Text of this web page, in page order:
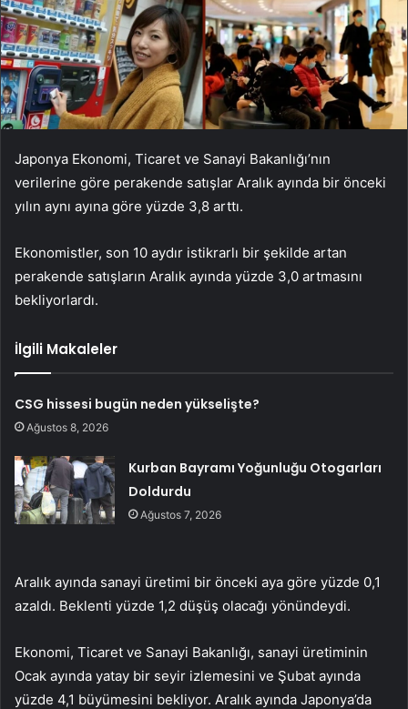
Japonya Ekonomi, Ticaret ve Sanayi Bakanlığı’nın
verilerine göre perakende satışlar Aralık ayında bir önceki
yılın aynı ayına göre yüzde 3,8 arttı.
Ekonomistler, son 10 aydır istikrarlı bir şekilde artan
perakende satışların Aralık ayında yüzde 3,0 artmasını
bekliyorlardı.
İlgili Makaleler
CSG hissesi bugün neden yükselişte?
Ağustos 8, 2026
Kurban Bayramı Yoğunluğu Otogarları
Doldurdu
Ağustos 7, 2026
Aralık ayında sanayi üretimi bir önceki aya göre yüzde 0,1
azaldı. Beklenti yüzde 1,2 düşüş olacağı yönündeydi.
Ekonomi, Ticaret ve Sanayi Bakanlığı, sanayi üretiminin
Ocak ayında yatay bir seyir izlemesini ve Şubat ayında
yüzde 4,1 büyümesini bekliyor. Aralık ayında Japonya’da